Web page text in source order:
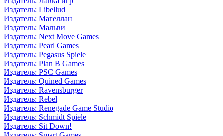
Издатель: Libellud
Издатель: Магеллан
Издатель: Мальви
Издатель: Next Move Games
Издатель: Pearl Games
Издатель: Pegasus Spiele
Издатель: Plan B Games
Издатель: PSC Games
Издатель: Quined Games
Издатель: Ravensburger
Издатель: Rebel
Издатель: Renegade Game Studio
Издатель: Schmidt Spiele
Издатель: Sit Down!